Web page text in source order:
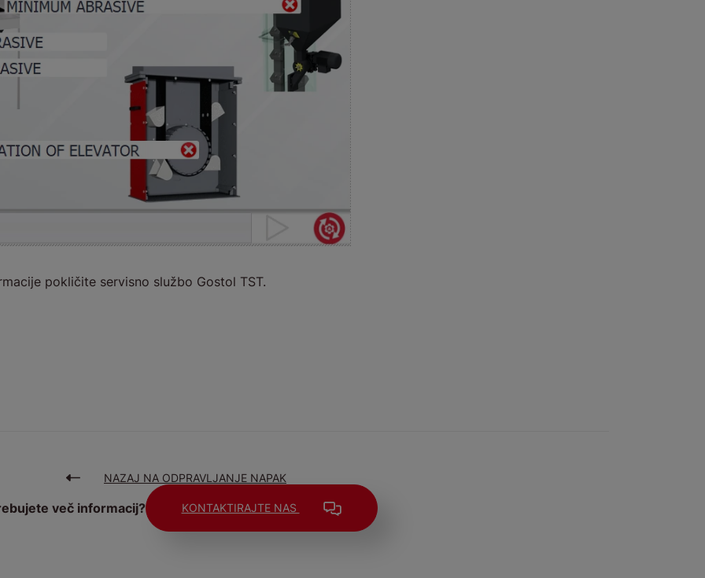
pokličite servisno službo Gostol TST.
NAZAJ NA ODPRAVLJANJE NAPAK
več informacij? KONTAKTIRAJTE NAS